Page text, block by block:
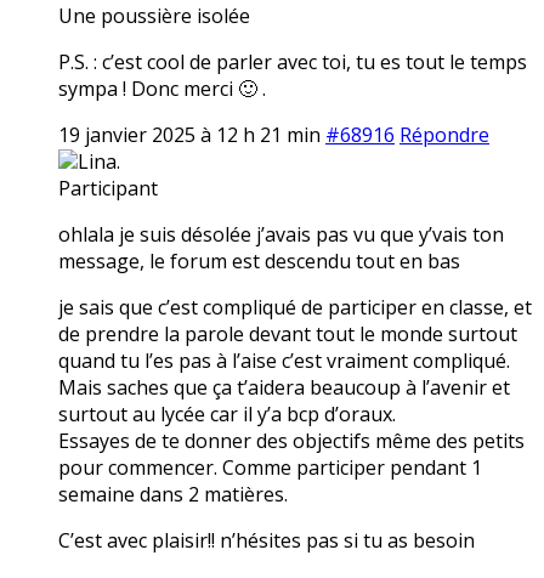
Une poussière isolée
P.S. : c’est cool de parler avec toi, tu es tout le temps
sympa ! Donc merci 🙂 .
19 janvier 2025 à 12 h 21 min #68916 Répondre
Lina.
Participant
ohlala je suis désolée j’avais pas vu que y’vais ton
message, le forum est descendu tout en bas
je sais que c’est compliqué de participer en classe, et
de prendre la parole devant tout le monde surtout
quand tu l’es pas à l’aise c’est vraiment compliqué.
Mais saches que ça t’aidera beaucoup à l’avenir et
surtout au lycée car il y’a bcp d’oraux.
Essayes de te donner des objectifs même des petits
pour commencer. Comme participer pendant 1
semaine dans 2 matières.
C’est avec plaisir!! n’hésites pas si tu as besoin